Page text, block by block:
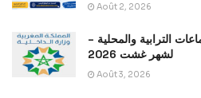
Août 2, 2026
منصباً بالجماعات الترابية والمحلية –
لشهر غشت 2026
Août 3, 2026